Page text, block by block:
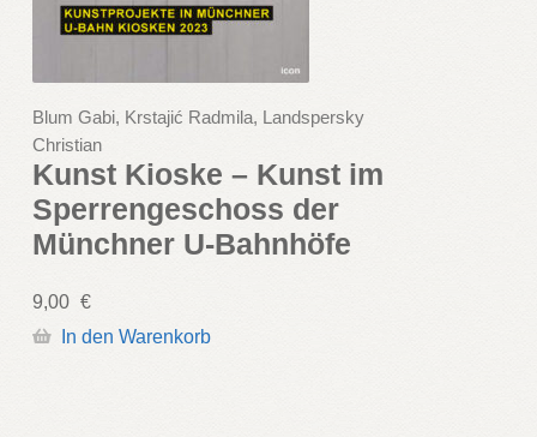
Blum Gabi, Krstajić Radmila, Landspersky
Christian
Kunst Kioske – Kunst im
Sperrengeschoss der
Münchner U-Bahnhöfe
9,00 €
In den Warenkorb